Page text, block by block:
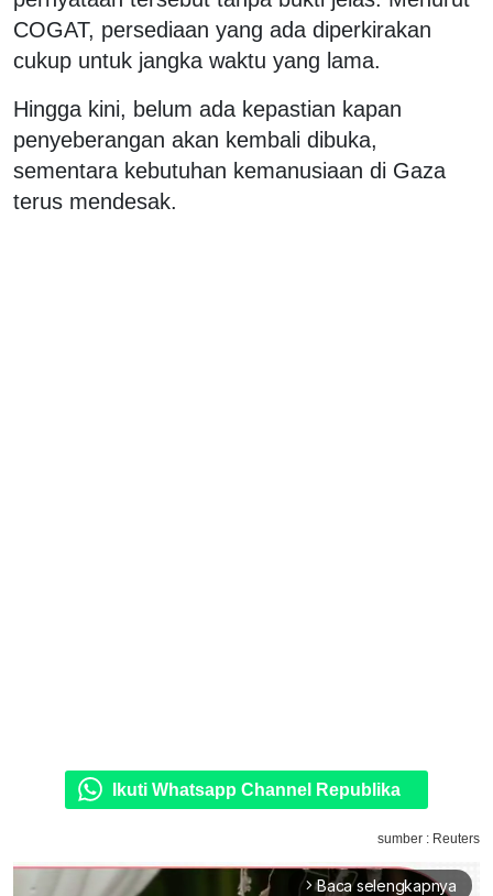
COGAT, persediaan yang ada diperkirakan
cukup untuk jangka waktu yang lama.
Hingga kini, belum ada kepastian kapan
penyeberangan akan kembali dibuka,
sementara kebutuhan kemanusiaan di Gaza
terus mendesak.
Ikuti Whatsapp Channel Republika
sumber : Reuters
arrow_forward_ios Baca selengkapnya